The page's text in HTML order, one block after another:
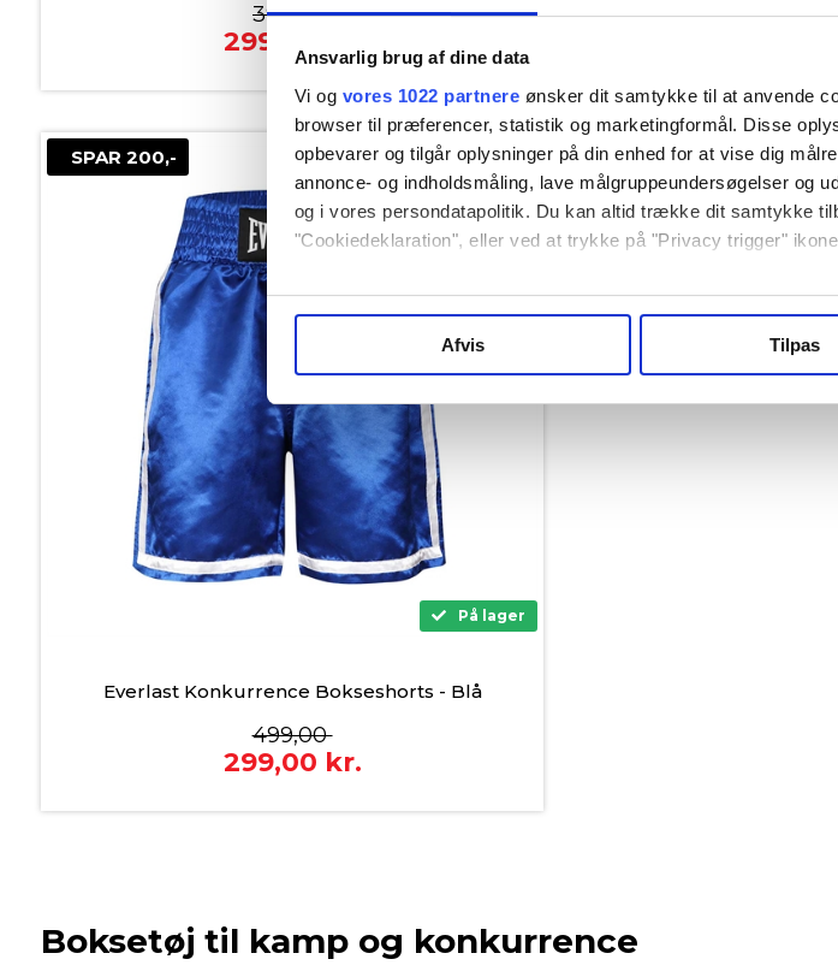
Ansvarlig brug af dine data
Vi og vores 1022 partnere ønsker dit samtykke til at anvende
browser til præferencer, statistik og marketingformål. Disse
opbevarer og tilgår oplysninger på din enhed for at vise dig
annonce- og indholdsmåling, lave målgruppeundersøgelser og
og i vores persondatapolitik. Du kan altid trække dit samtykke
"Cookiedeklaration", eller ved at trykke på "Privacy trigger"
Hvis du tillader det, vil vi også gerne:
Identificere din enhed baseret på en scanning af dens
Vi og vores samarbejdspartnere bruger cookies for at give dig
Nogle er essentielle for, at denne hjemmeside fungerer; andre
forbedre den.
Vi anvender også første- og tredjepartsteknologier til marketing
eller klik på “Tilpas” for at vælge, hvilke typer cookies du vil
Afvis Tilpas
399,00
299,00
SPAR 200,-
På lager
Everlast Konkurrence Bokseshorts - Blå
499,00
299,00 kr.
Boksetøj til kamp og konkurrence